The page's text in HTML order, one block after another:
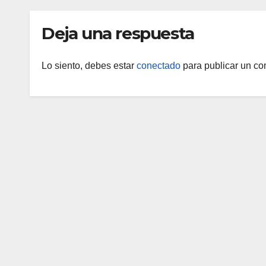
Deja una respuesta
Lo siento, debes estar conectado para publicar un